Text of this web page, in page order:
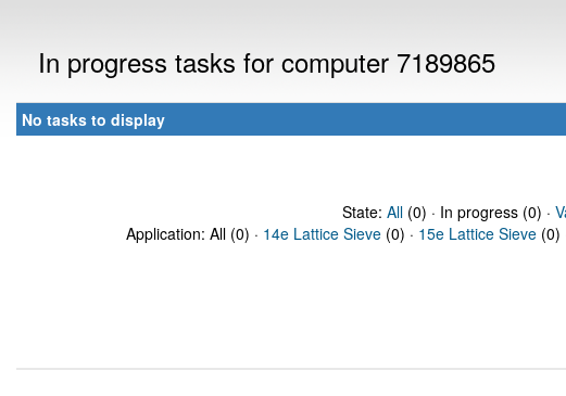
In progress tasks for computer 7189865
No tasks to display
State: All(0) · In progress (0) ·
Application: All (0) · 14e Lattice Sieve (0) · 15e Lattice Sieve (0)